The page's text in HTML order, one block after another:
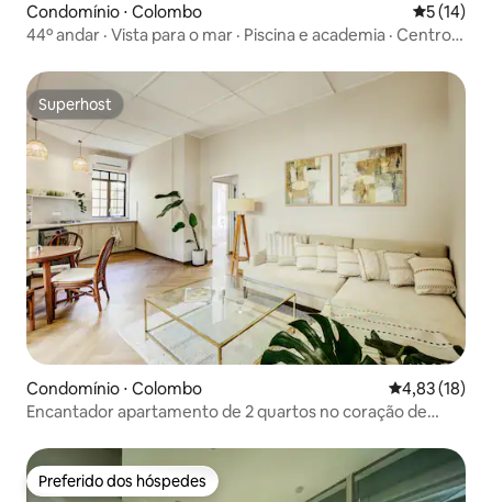
Condomínio ⋅ Colombo 5 de uma
5 (14)
44º andar · Vista para o mar · Piscina e academia · Centro
Superhost
Superhost
Condomínio ⋅ Colombo 4,83 de uma
4,83 (18)
Encantador apartamento de 2 quartos no coração de
Preferido dos hóspedes
Preferido dos hóspedes